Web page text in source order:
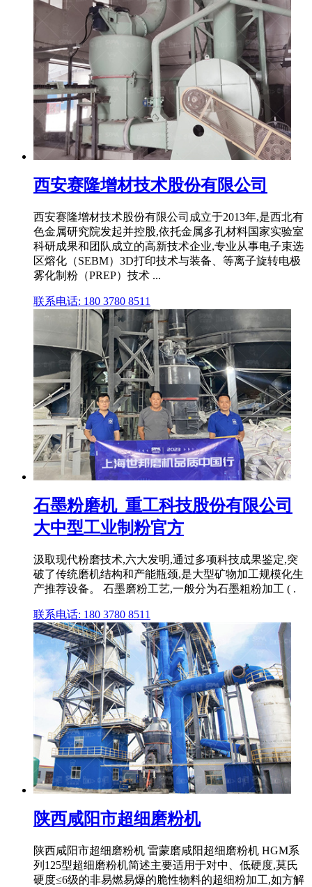
西安赛隆增材技术股份有限公司
西安赛隆增材技术股份有限公司成立于2013年,是西北有
色金属研究院发起并控股,依托金属多孔材料国家实验室
科研成果和团队成立的高新技术企业,专业从事电子束选
区熔化（SEBM）3D打印技术与装备、等离子旋转电极
雾化制粉（PREP）技术 ...
联系电话: 180 3780 8511
石墨粉磨机_重工科技股份有限公司
大中型工业制粉官方
汲取现代粉磨技术,六大发明,通过多项科技成果鉴定,突
破了传统磨机结构和产能瓶颈,是大型矿物加工规模化生
产推荐设备。 石墨磨粉工艺,一般分为石墨粗粉加工 ( .
联系电话: 180 3780 8511
陕西咸阳市超细磨粉机
陕西咸阳市超细磨粉机 雷蒙磨咸阳超细磨粉机 HGM系
列125型超细磨粉机简述主要适用于对中、低硬度,莫氏
硬度≤6级的非易燃易爆的脆性物料的超细粉加工,如方解